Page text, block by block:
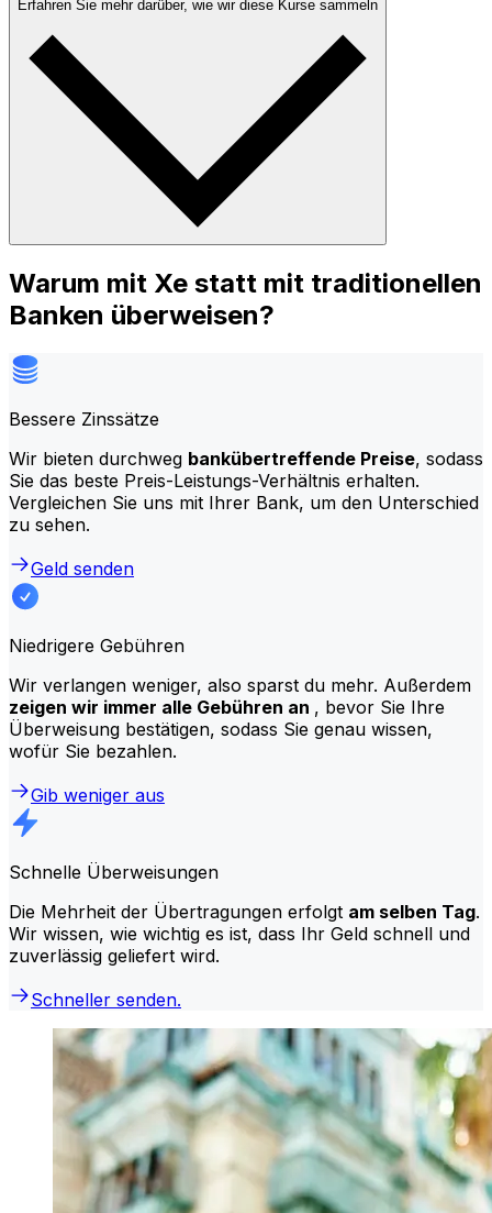
Erfahren Sie mehr darüber, wie wir diese Kurse sammeln
Warum mit Xe statt mit traditionellen
Banken überweisen?
Bessere Zinssätze
Wir bieten durchweg bankübertreffende Preise, sodass
Sie das beste Preis-Leistungs-Verhältnis erhalten.
Vergleichen Sie uns mit Ihrer Bank, um den Unterschied
zu sehen.
Geld senden
Niedrigere Gebühren
Wir verlangen weniger, also sparst du mehr. Außerdem
zeigen wir immer alle Gebühren an , bevor Sie Ihre
Überweisung bestätigen, sodass Sie genau wissen,
wofür Sie bezahlen.
Gib weniger aus
Schnelle Überweisungen
Die Mehrheit der Übertragungen erfolgt am selben Tag.
Wir wissen, wie wichtig es ist, dass Ihr Geld schnell und
zuverlässig geliefert wird.
Schneller senden.